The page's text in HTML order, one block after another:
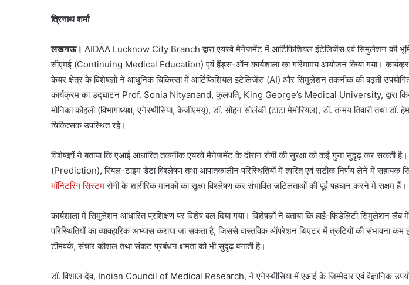
त्रिनाथ शर्मा
लखनऊ। AIDAA Lucknow City Branch द्वारा एयरवे मैनेजमेंट में आर्टिफिशियल इंटेलिजेंस एवं सिमुलेशन की
सीएमई (Continuing Medical Education) एवं हैंड्स-ऑन कार्यशाला का गरिमामय आयोजन किया गया।
केयर क्षेत्र के विशेषज्ञों ने आधुनिक चिकित्सा में आर्टिफिशियल इंटेलिजेंस (AI) और सिमुलेशन तकनीक की बढ़ती
कार्यक्रम का उद्घाटन Prof. Sonia Nityanand, कुलपति, King George’s Medical University, द्वारा
मोनिका कोहली (विभागाध्यक्ष, एनेस्थीसिया, केजीएमयू), डॉ. सोहन सोलंकी (टाटा मेमोरियल), डॉ. तन्मय तिवारी तथा डॉ.
चिकित्सक उपस्थित रहे।
विशेषज्ञों ने बताया कि एआई आधारित तकनीक एयरवे मैनेजमेंट के दौरान रोगी की सुरक्षा को कई गुना सुदृढ़ कर सकती है।
(Prediction), रियल-टाइम डेटा विश्लेषण तथा आपातकालीन परिस्थितियों में त्वरित एवं सटीक निर्णय लेने में सहायक
मॉनिटरिंग सिस्टमरोगी के शारीरिक मानकों का सूक्ष्म विश्लेषण कर संभावित जटिलताओं की पूर्व पहचान करने में सक्षम हैं।
कार्यशाला में सिमुलेशन आधारित प्रशिक्षण पर विशेष बल दिया गया। विशेषज्ञों ने बताया कि हाई-फिडेलिटी सिमुलेशन लैब
परिस्थितियों का व्यावहारिक अभ्यास कराया जा सकता है, जिससे वास्तविक ऑपरेशन थिएटर में त्रुटियों की संभावना
टीमवर्क, संचार कौशल तथा संकट प्रबंधन क्षमता को भी सुदृढ़ बनाती है।
डॉ. विशाल देव, Indian Council of Medical Research, ने एनेस्थीसिया में एआई के जिम्मेदार एवं वैज्ञानिक